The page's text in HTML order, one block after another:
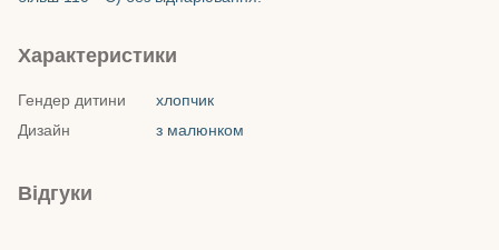
Характеристики
Гендер дитини
хлопчик
Дизайн
з малюнком
Відгуки